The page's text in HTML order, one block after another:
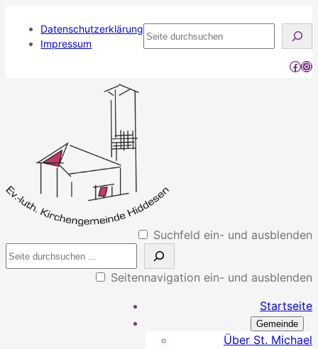
Datenschutzerklärung
Impressum
Seite
durchsuchen
Suchfeld ein- und ausblenden
Seitennavigation ein- und ausblenden
Startseite
Gemeinde
Über St. Michael